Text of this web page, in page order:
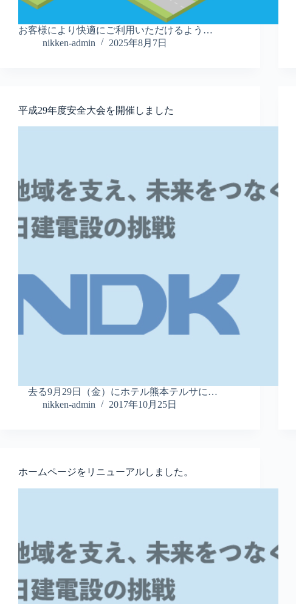
お客様により快適にご利用いただけるよう…
nikken-admin
2025年8月7日
平成29年度安全大会を開催しました
去る9月29日（金）にホテル熊本テルサに…
nikken-admin
2017年10月25日
ホームページをリニューアルしました。